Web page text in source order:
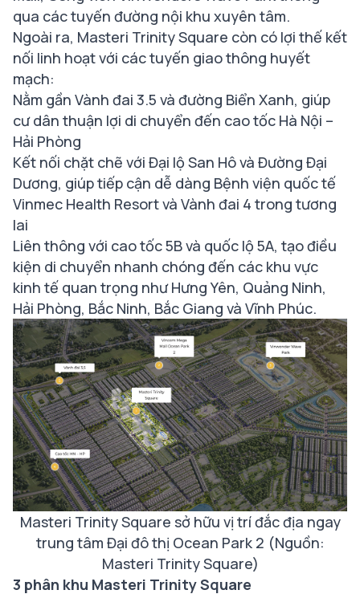
qua các tuyến đường nội khu xuyên tâm.
Ngoài ra, Masteri Trinity Square còn có lợi thế kết
nối linh hoạt với các tuyến giao thông huyết
mạch:
Nằm gần Vành đai 3.5 và đường Biển Xanh, giúp
cư dân thuận lợi di chuyển đến cao tốc Hà Nội –
Hải Phòng
Kết nối chặt chẽ với Đại lộ San Hô và Đường Đại
Dương, giúp tiếp cận dễ dàng Bệnh viện quốc tế
Vinmec Health Resort và Vành đai 4 trong tương
lai
Liên thông với cao tốc 5B và quốc lộ 5A, tạo điều
kiện di chuyển nhanh chóng đến các khu vực
kinh tế quan trọng như Hưng Yên, Quảng Ninh,
Hải Phòng, Bắc Ninh, Bắc Giang và Vĩnh Phúc.
Masteri Trinity Square sở hữu vị trí đắc địa ngay
trung tâm Đại đô thị Ocean Park 2 (Nguồn:
Masteri Trinity Square)
3 phân khu Masteri Trinity Square